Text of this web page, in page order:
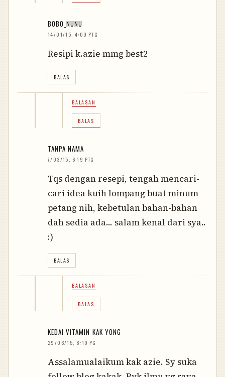
BOBO_NUNU
14/01/15, 4:00 PTG
Resipi k.azie mmg best2
BALAS
BALASAN
BALAS
TANPA NAMA
7/03/15, 6:19 PTG
Tqs dengan resepi, tengah mencari-
cari idea kuih lompang buat minum
petang nih, kebetulan bahan-bahan
dah sedia ada... salam kenal dari sya..
:)
BALAS
BALASAN
BALAS
KEDAI VITAMIN KAK YONG
29/06/15, 8:10 PG
Assalamualaikum kak azie. Sy suka